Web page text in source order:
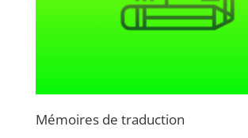
Mémoires de traduction